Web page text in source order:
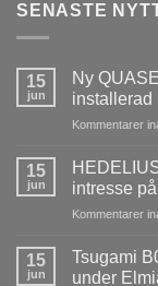
SENASTE
15
jun
Ny
installerad
Kommentarer
15
jun
intresse
Kommentarer
15
jun
Tsugami
under